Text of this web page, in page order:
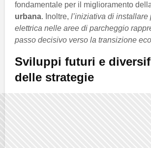
fondamentale per il miglioramento
urbana. Inoltre, l’iniziativa di installare
elettrica nelle aree di parcheggio
passo decisivo verso la transizione
Sviluppi futuri e
delle strategie